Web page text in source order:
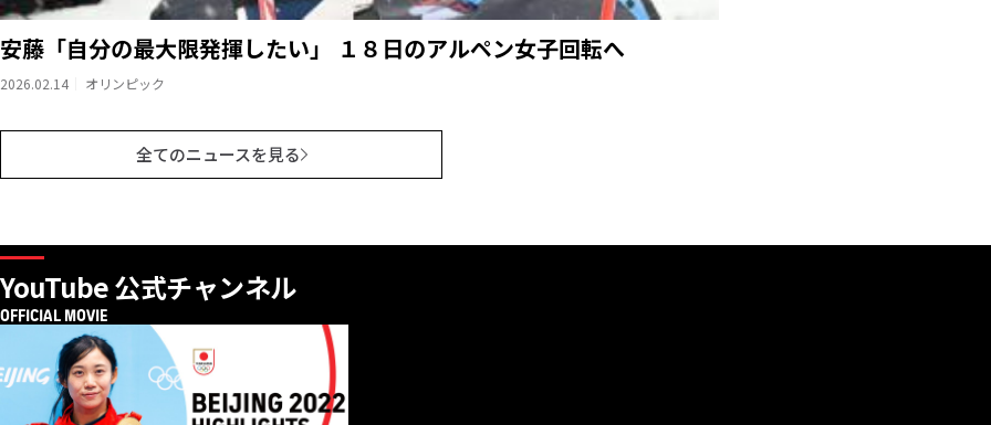
安藤「自分の最大限発揮したい」 １８日のアルペン女子回転へ
2026.02.14 オリンピック
全てのニュースを見る
YouTube 公式チャンネル
OFFICIAL MOVIE